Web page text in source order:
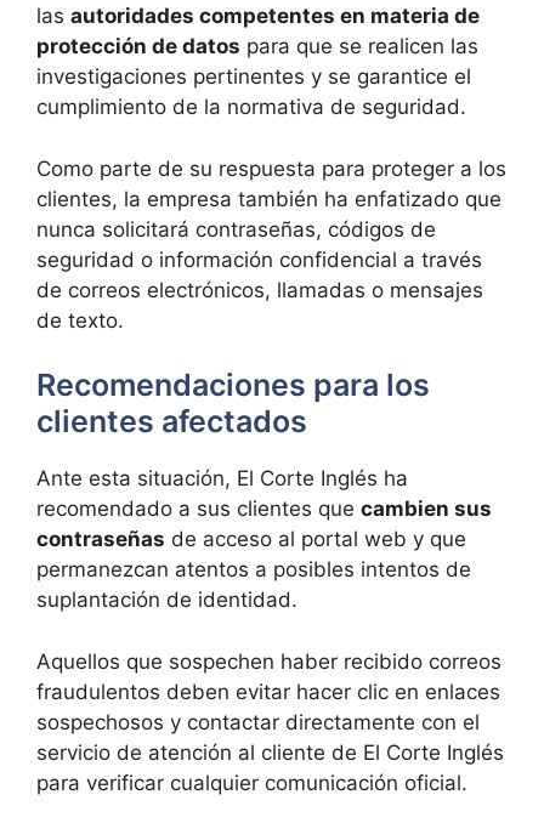
las autoridades competentes en materia de
protección de datos para que se realicen las
investigaciones pertinentes y se garantice el
cumplimiento de la normativa de seguridad.
Como parte de su respuesta para proteger a los
clientes, la empresa también ha enfatizado que
nunca solicitará contraseñas, códigos de
seguridad o información confidencial a través
de correos electrónicos, llamadas o mensajes
de texto.
Recomendaciones para los
clientes afectados
Ante esta situación, El Corte Inglés ha
recomendado a sus clientes que cambien sus
contraseñas de acceso al portal web y que
permanezcan atentos a posibles intentos de
suplantación de identidad.
Aquellos que sospechen haber recibido correos
fraudulentos deben evitar hacer clic en enlaces
sospechosos y contactar directamente con el
servicio de atención al cliente de El Corte Inglés
para verificar cualquier comunicación oficial.